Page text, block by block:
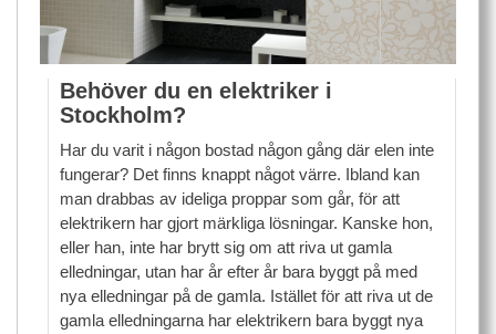
Behöver du en elektriker i
Stockholm?
Har du varit i någon bostad någon gång där elen inte
fungerar? Det finns knappt något värre. Ibland kan
man drabbas av ideliga proppar som går, för att
elektrikern har gjort märkliga lösningar. Kanske hon,
eller han, inte har brytt sig om att riva ut gamla
elledningar, utan har år efter år bara byggt på med
nya elledningar på de gamla. Istället för att riva ut de
gamla elledningarna har elektrikern bara byggt nya